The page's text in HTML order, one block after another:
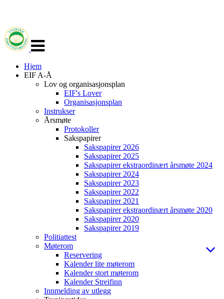
navigasjon
Hjem
EIF A-Å
Lov og organisasjonsplan
EIF's Lover
Organisasjonsplan
Instrukser
Årsmøte
Protokoller
Sakspapirer
Sakspapirer 2026
Sakspapirer 2025
Sakspapirer ekstraordinært årsmøte 2024
Sakspapirer 2024
Sakspapirer 2023
Sakspapirer 2022
Sakspapirer 2021
Sakspapirer ekstraordinært årsmøte 2020
Sakspapirer 2020
Sakspapirer 2019
Politiattest
Møterom
Reservering
Kalender lite møterom
Kalender stort møterom
Kalender Streifinn
Innmelding av utlegg